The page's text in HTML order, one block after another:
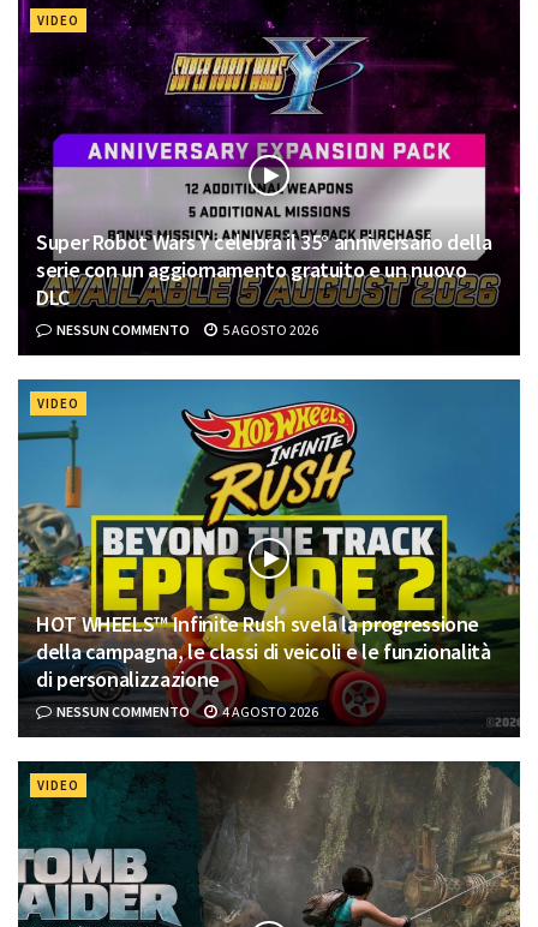
VIDEO
Super Robot Wars Y celebra il 35° anniversario della
serie con un aggiornamento gratuito e un nuovo
DLC
NESSUN COMMENTO 5 AGOSTO 2026
VIDEO
HOT WHEELS™ Infinite Rush svela la progressione
della campagna, le classi di veicoli e le funzionalità
di personalizzazione
NESSUN COMMENTO 4 AGOSTO 2026
VIDEO